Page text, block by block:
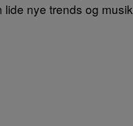
lide nye trends og